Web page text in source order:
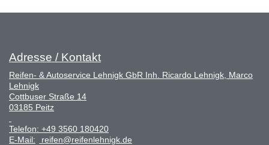
Adresse / Kontakt
Reifen- & Autoservice Lehnigk GbR Inh. Ricardo Lehnigk, Marco
Lehnigk
Cottbuser Straße 14
03185 Peitz
Telefon: +49 3560 180420
E-Mail:
reifen@reifenlehnigk.de